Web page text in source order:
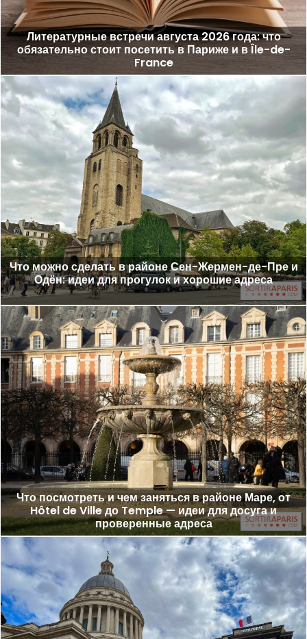
Литературные встречи августа 2026 года: что
обязательно стоит посетить в Париже и в Île-de-
France
Что можно сделать в районе Сен-Жермен-де-Пре и
Одён: идеи для прогулок и хорошие адреса
Что посмотреть и чем заняться в районе Маре, от
Hôtel de Ville до Temple — идеи для досуга и
проверенные адреса